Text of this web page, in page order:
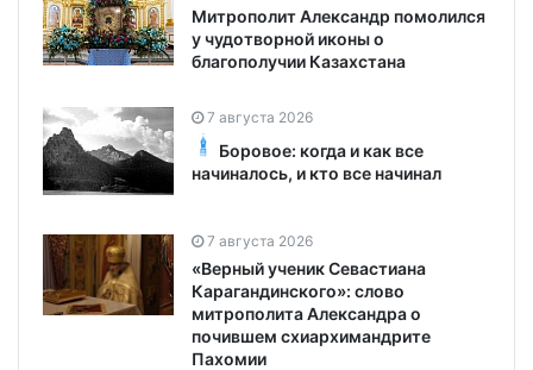
Митрополит Александр помолился
у чудотворной иконы о
благополучии Казахстана
7 августа 2026
Боровое: когда и как все
начиналось, и кто все начинал
7 августа 2026
«Верный ученик Севастиана
Карагандинского»: слово
митрополита Александра о
почившем схиархимандрите
Пахомии